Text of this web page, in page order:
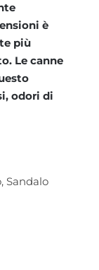
è
più
Le canne
odori di
Sandalo